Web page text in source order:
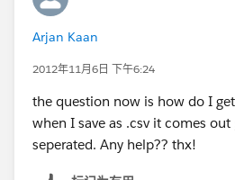
Arjan Kaan
2012年11月6日 下午6:24
the question now is how do I
when I save as .csv it comes
seperated. Any help?? thx!